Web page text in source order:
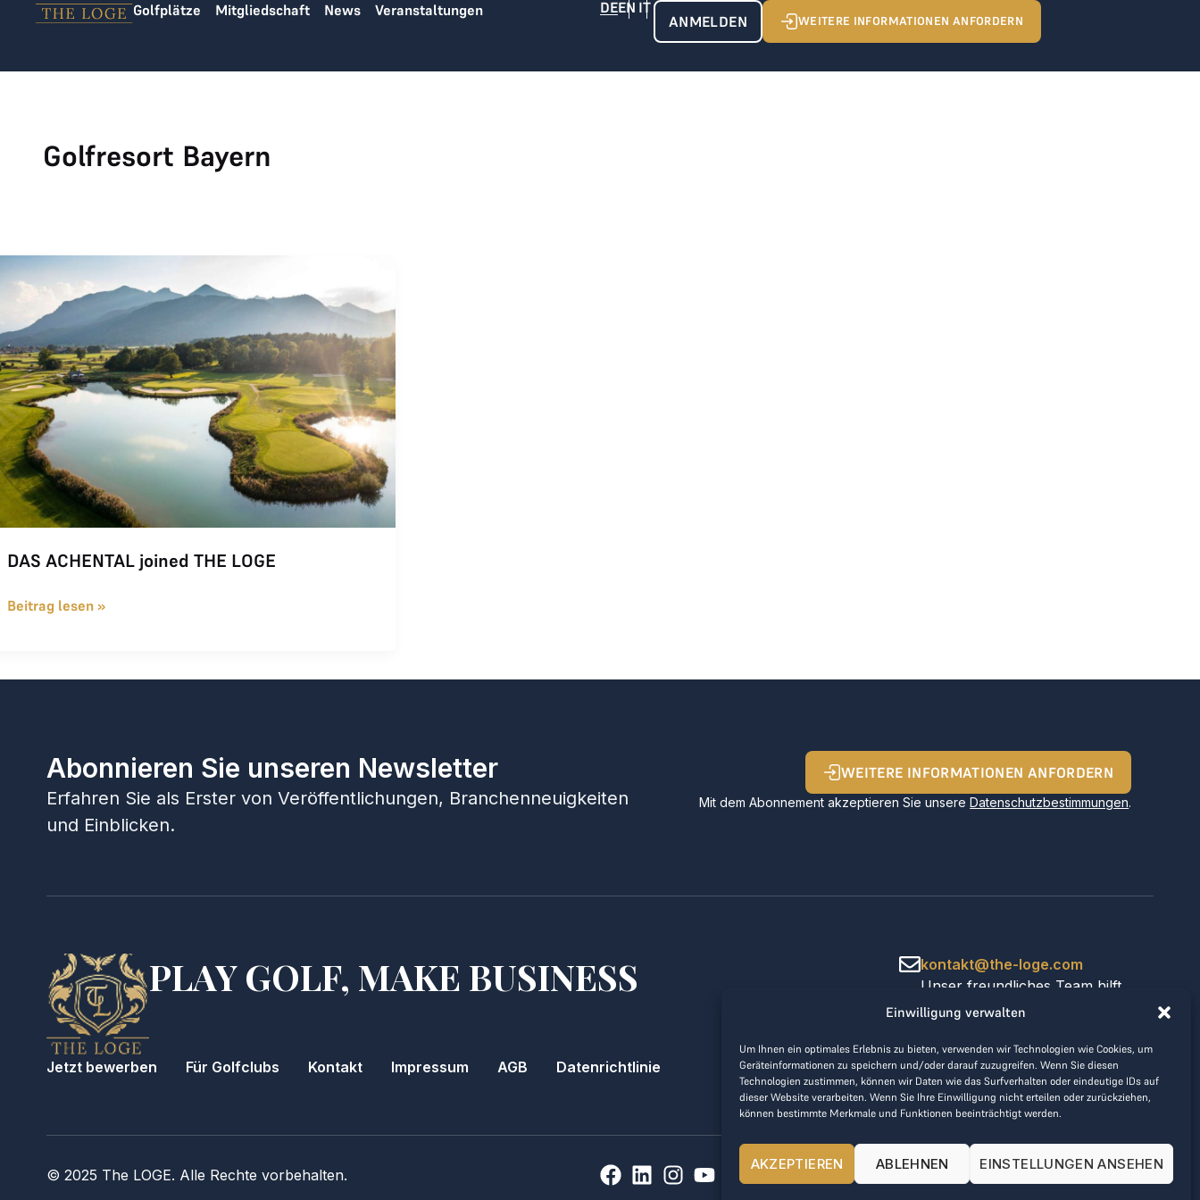
Einwilligung verwalten
Um Ihnen ein optimales Erlebnis zu bieten, verwenden wir Technologien wie Cookies, um
Geräteinformationen zu speichern und/oder darauf zuzugreifen. Wenn Sie diesen
Technologien zustimmen, können wir Daten wie das Surfverhalten oder eindeutige IDs auf
dieser Website verarbeiten. Wenn Sie Ihre Einwilligung nicht erteilen oder zurückziehen,
können bestimmte Merkmale und Funktionen beeinträchtigt werden.
AKZEPTIEREN ABLEHNEN EINSTELLUNGEN ANSEHEN
Zum Inhalt springen Golfplätze Mitgliedschaft News Veranstaltungen
ANMELDEN WEITERE INFORMATIONEN ANFORDERN
Golfresort Bayern
DAS ACHENTAL joined THE LOGE
DAS ACHENTAL joined THE LOGE
Beitrag lesen »
Abonnieren Sie unseren Newsletter
Erfahren Sie als Erster von Veröffentlichungen, Branchenneuigkeiten
und Einblicken.
WEITERE INFORMATIONEN ANFORDERN
Mit dem Abonnement akzeptieren Sie unsereDatenschutzbestimmungen.
PLAY GOLF, MAKE BUSINESS
Jetzt bewerben Für Golfclubs Kontakt Impressum AGB Datenrichtlinie
kontakt@the-loge.com
Unser freundliches Team hilft
Ihnen gerne weiter.
Mo-Fr von 8:00 bis 17:00 Uhr.
© 2025 The LOGE. Alle Rechte vorbehalten.